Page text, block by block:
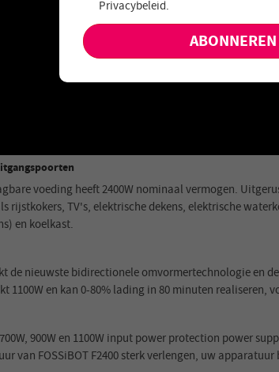
voeding heeft 2400W nominaal vermogen.
rijstkokers, TV's, elektrische dekens, elektrische
en koelkast.
de nieuwste bidirectionele omvormertechnologie en
1100W en kan 0-80% lading in 80 minuten realiseren,
900W en 1100W input power protection power
van FOSSiBOT F2400 sterk verlengen, uw apparatuur
aanbiedingen en nieuwe
Privacybeleid.